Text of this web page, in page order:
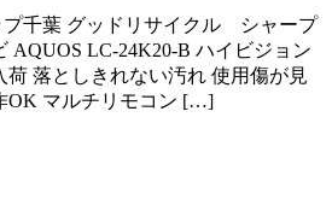
プ千葉 グッドリサイクル シャープ
AQUOS LC-24K20-B ハイビジョン
落としきれない汚れ 使用傷が見
OK マルチリモコン […]